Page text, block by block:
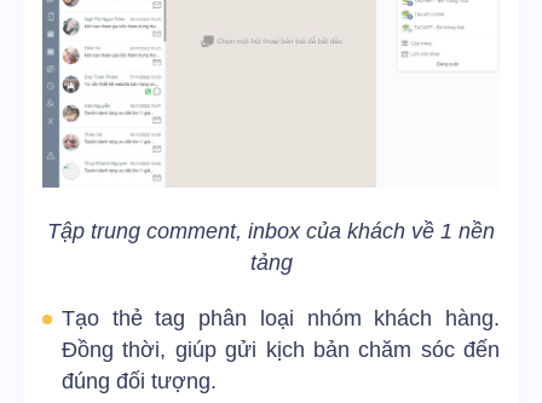
Tập trung comment, inbox của khách về 1 nền
tảng
Tạo thẻ tag phân loại nhóm khách hàng.
Đồng thời, giúp gửi kịch bản chăm sóc đến
đúng đối tượng.